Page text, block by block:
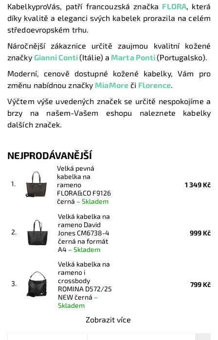
KabelkyproVás, patří francouzská značka FLORA, která
díky kvalitě a eleganci svých kabelek prorazila na celém
středoevropském trhu.
Náročnější zákaznice určitě zaujmou kvalitní kožené
značky Gianni Conti(Itálie) a Marta Ponti(Portugalsko).
Moderní, cenově dostupné kožené kabelky, Vám pro
změnu nabídnou značky MiaMoreči Florence.
Výčtem výše uvedených značek se určitě nespokojíme a
brzy na našem-Vašem eshopu naleznete kabelky
dalších značek.
NEJPRODÁVANĚJŠÍ
1.
Velká pevná
kabelka na
rameno
FLORA&CO F9126
černá –Skladem
1 349 Kč
2.
Velká kabelka na
rameno David
Jones CM6738-4
černá na formát
A4 –Skladem
999 Kč
3.
Velká kabelka na
rameno i
crossbody
ROMINA D572/25
NEW černá –
Skladem
799 Kč
Zobrazit více